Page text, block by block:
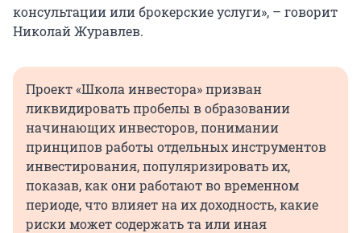
консультации или брокерские услуги», – говорит
Николай Журавлев.
Проект «Школа инвестора» призван
ликвидировать пробелы в образовании
начинающих инвесторов, понимании
принципов работы отдельных инструментов
инвестирования, популяризировать их,
показав, как они работают во временном
периоде, что влияет на их доходность, какие
риски может содержать та или иная